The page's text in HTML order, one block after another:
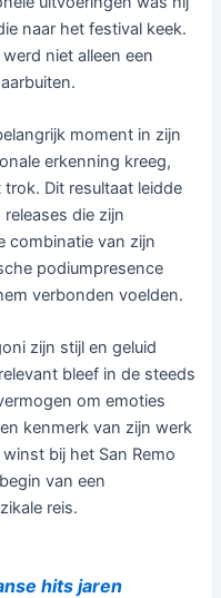
naar het festival keek.
werd niet alleen een
moment in zijn
erkenning kreeg,
Dit resultaat leidde
die zijn
combinatie van zijn
podiumpresence
verbonden voelden.
zijn stijl en geluid
bleef in de steeds
om emoties
kenmerk van zijn werk
bij het San Remo
van een
reis.
hits jaren